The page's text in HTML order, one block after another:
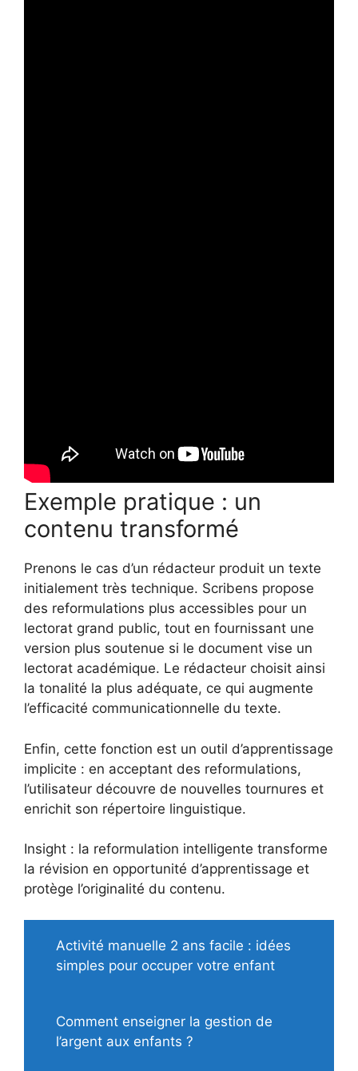
Exemple pratique : un
contenu transformé
Prenons le cas d’un rédacteur produit un texte
initialement très technique. Scribens propose
des reformulations plus accessibles pour un
lectorat grand public, tout en fournissant une
version plus soutenue si le document vise un
lectorat académique. Le rédacteur choisit ainsi
la tonalité la plus adéquate, ce qui augmente
l’efficacité communicationnelle du texte.
Enfin, cette fonction est un outil d’apprentissage
implicite : en acceptant des reformulations,
l’utilisateur découvre de nouvelles tournures et
enrichit son répertoire linguistique.
Insight : la reformulation intelligente transforme
la révision en opportunité d’apprentissage et
protège l’originalité du contenu.
Activité manuelle 2 ans facile : idées
simples pour occuper votre enfant
Comment enseigner la gestion de
l’argent aux enfants ?